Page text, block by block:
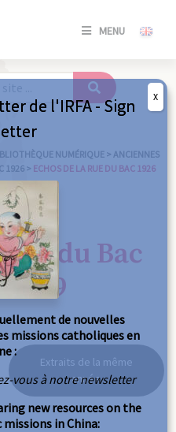
MENU
SE
/
NUMÉRIQUE > ANCIENNES
1926 > ECHOS DE LA RUE DU BAC 1926
du Bac
Extraits de la même
année
de l'IRFA - Sign
de nouvelles
missions catholiques en
:
vous à notre newsletter
new resources on the
in China:
X